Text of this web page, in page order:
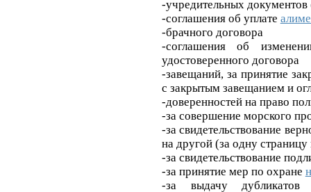
-учредительных
-соглашения об уплате
-брачного договора
-соглашения об
удостоверенного договора
-завещаний, за принятие
с закрытым завещанием и
-доверенностей на право
-за совершение морского
-за свидетельствование
на другой (за одну
-за свидетельствование
-за принятие мер по охране
-за выдачу